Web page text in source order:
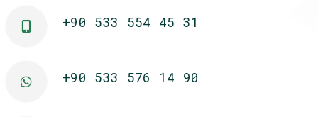
+90 533 554 45 31
+90 533 576 14 90